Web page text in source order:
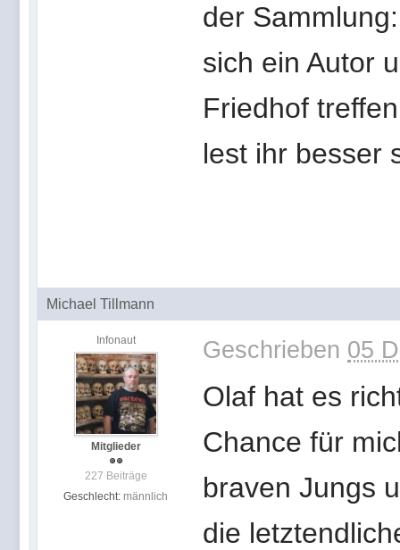
der
sich ein Autor
Friedhof
lest ihr besser
Michael Tillmann
Infonaut
Mitglieder
227 Beiträge
Geschlecht: männlich
Geschrieben 05
Olaf hat es
Chance für
braven Jungs
die